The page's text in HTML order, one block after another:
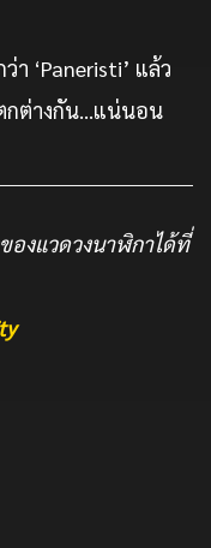
‘Paneristi’ แล้ว
กต่างกัน…แน่นอน
องแวดวงนาฬิกาได้ที่